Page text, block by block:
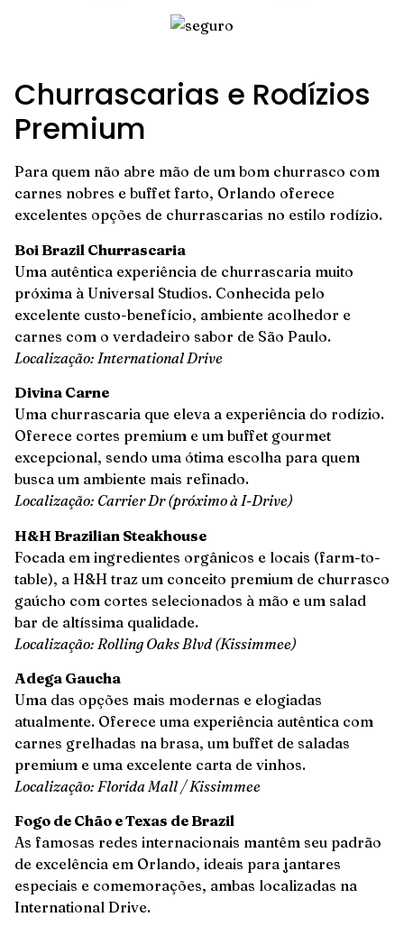
Churrascarias e Rodízios
Premium
Para quem não abre mão de um bom churrasco com
carnes nobres e buffet farto, Orlando oferece
excelentes opções de churrascarias no estilo rodízio.
Boi Brazil Churrascaria
Uma autêntica experiência de churrascaria muito
próxima à Universal Studios. Conhecida pelo
excelente custo-benefício, ambiente acolhedor e
carnes com o verdadeiro sabor de São Paulo.
Localização: International Drive
Divina Carne
Uma churrascaria que eleva a experiência do rodízio.
Oferece cortes premium e um buffet gourmet
excepcional, sendo uma ótima escolha para quem
busca um ambiente mais refinado.
Localização: Carrier Dr (próximo à I-Drive)
H&H Brazilian Steakhouse
Focada em ingredientes orgânicos e locais (farm-to-
table), a H&H traz um conceito premium de churrasco
gaúcho com cortes selecionados à mão e um salad
bar de altíssima qualidade.
Localização: Rolling Oaks Blvd (Kissimmee)
Adega Gaucha
Uma das opções mais modernas e elogiadas
atualmente. Oferece uma experiência autêntica com
carnes grelhadas na brasa, um buffet de saladas
premium e uma excelente carta de vinhos.
Localização: Florida Mall / Kissimmee
Fogo de Chão e Texas de Brazil
As famosas redes internacionais mantêm seu padrão
de excelência em Orlando, ideais para jantares
especiais e comemorações, ambas localizadas na
International Drive.